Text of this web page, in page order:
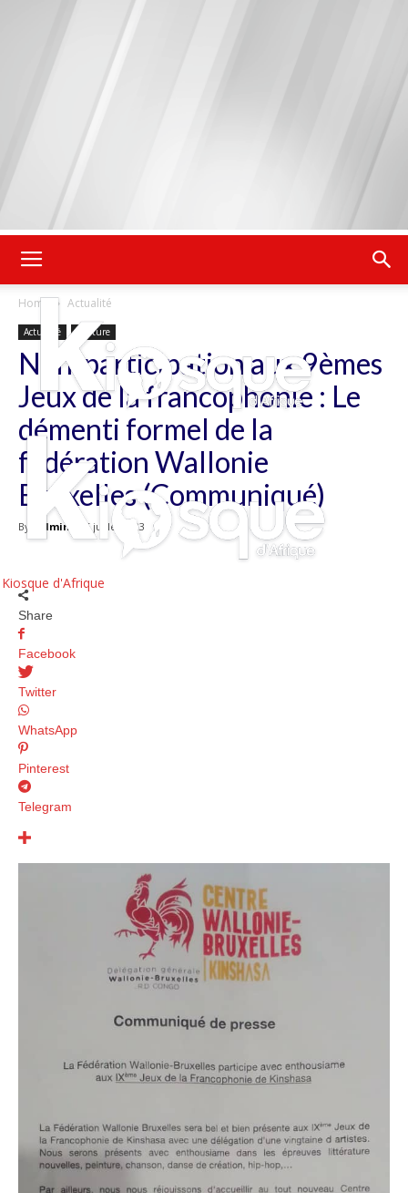
Kiosque d'Afrique
Home Actualité
Actualité Culture
Non-participation aux 9èmes
Jeux de la francophonie : Le
démenti formel de la
fédération Wallonie
Bruxelles (Communiqué)
By admin 5 juillet 2023
Share
Facebook
Twitter
WhatsApp
Pinterest
Telegram